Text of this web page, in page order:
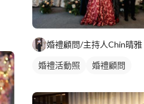
婚禮顧問/主持人Chin晴雅
婚禮活動照 婚禮顧問